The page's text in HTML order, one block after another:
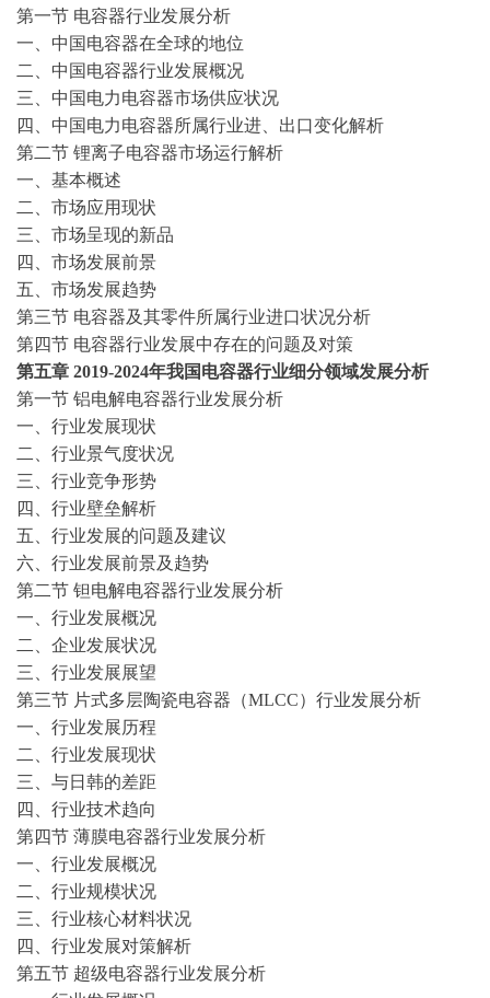
第一节 电容器行业发展分析
一、中国电容器在全球的地位
二、中国电容器行业发展概况
三、中国电力电容器市场供应状况
四、中国电力电容器所属行业进、出口变化解析
第二节 锂离子电容器市场运行解析
一、基本概述
二、市场应用现状
三、市场呈现的新品
四、市场发展前景
五、市场发展趋势
第三节 电容器及其零件所属行业进口状况分析
第四节 电容器行业发展中存在的问题及对策
第五章 2019-2024年我国电容器行业细分领域发展分析
第一节 铝电解电容器行业发展分析
一、行业发展现状
二、行业景气度状况
三、行业竞争形势
四、行业壁垒解析
五、行业发展的问题及建议
六、行业发展前景及趋势
第二节 钽电解电容器行业发展分析
一、行业发展概况
二、企业发展状况
三、行业发展展望
第三节 片式多层陶瓷电容器（MLCC）行业发展分析
一、行业发展历程
二、行业发展现状
三、与日韩的差距
四、行业技术趋向
第四节 薄膜电容器行业发展分析
一、行业发展概况
二、行业规模状况
三、行业核心材料状况
四、行业发展对策解析
第五节 超级电容器行业发展分析